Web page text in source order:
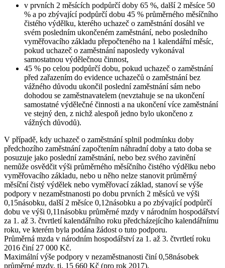
v prvních 2 měsících podpůrčí doby 65 %, další 2 měsíce 50
% a po zbývající podpůrčí dobu 45 % průměrného měsíčního
čistého výdělku, kterého uchazeč o zaměstnání dosáhl ve
svém posledním ukončeném zaměstnání, nebo posledního
vyměřovacího základu přepočteného na 1 kalendářní měsíc,
pokud uchazeč o zaměstnání naposledy vykonával
samostatnou výdělečnou činnost,
45 % po celou podpůrčí dobu, pokud uchazeč o zaměstnání
před zařazením do evidence uchazečů o zaměstnání bez
vážného důvodu ukončil poslední zaměstnání sám nebo
dohodou se zaměstnavatelem (nevztahuje se na ukončení
samostatné výdělečné činnosti a na ukončení více zaměstnání
ve stejný den, z nichž alespoň jedno bylo ukončeno z
vážných důvodů).
V případě, kdy uchazeč o zaměstnání splnil podmínku doby
předchozího zaměstnání započtením náhradní doby a tato doba se
posuzuje jako poslední zaměstnání, nebo bez svého zavinění
nemůže osvědčit výši průměrného měsíčního čistého výdělku nebo
vyměřovacího základu, nebo u něho nelze stanovit průměrný
měsíční čistý výdělek nebo vyměřovací základ, stanoví se výše
podpory v nezaměstnanosti po dobu prvních 2 měsíců ve výši
0,15násobku, další 2 měsíce 0,12násobku a po zbývající podpůrčí
dobu ve výši 0,11násobku průměrné mzdy v národním hospodářství
za 1. až 3. čtvrtletí kalendářního roku předcházejícího kalendářnímu
roku, ve kterém byla podána žádost o tuto podporu.
Průměrná mzda v národním hospodářství za 1. až 3. čtvrtletí roku
2016 činí 27 000 Kč.
Maximální výše podpory v nezaměstnanosti činí 0,58násobek
průměrné mzdy, tj. 15 660 Kč (pro rok 2017).